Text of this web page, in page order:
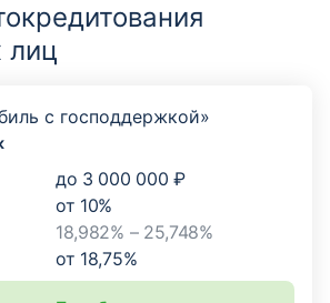
лиц
с господдержкой»
до 3 000 000 ₽
от 10%
18,982% – 25,748%
от 18,75%